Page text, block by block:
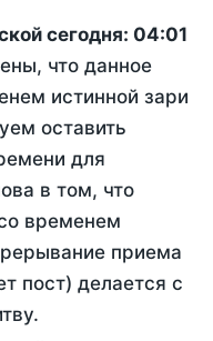
сегодня: 04:01
что данное
истинной зари
оставить
для
в том, что
временем
приема
пост) делается с